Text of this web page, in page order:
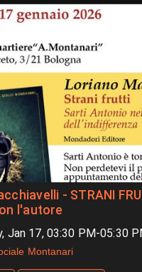
- STRANI
l'autore
Jan 17, 03:30 PM-05:30
Montanari